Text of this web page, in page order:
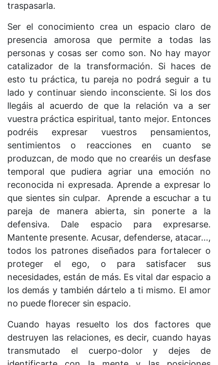
traspasarla.
Ser el conocimiento crea un espacio claro de
presencia amorosa que permite a todas las
personas y cosas ser como son. No hay mayor
catalizador de la transformación. Si haces de
esto tu práctica, tu pareja no podrá seguir a tu
lado y continuar siendo inconsciente. Si los dos
llegáis al acuerdo de que la relación va a ser
vuestra práctica espiritual, tanto mejor. Entonces
podréis expresar vuestros pensamientos,
sentimientos o reacciones en cuanto se
produzcan, de modo que no crearéis un desfase
temporal que pudiera agriar una emoción no
reconocida ni expresada. Aprende a expresar lo
que sientes sin culpar. Aprende a escuchar a tu
pareja de manera abierta, sin ponerte a la
defensiva. Dale espacio para expresarse.
Mantente presente. Acusar, defenderse, atacar...,
todos los patrones diseñados para fortalecer o
proteger el ego, o para satisfacer sus
necesidades, están de más. Es vital dar espacio a
los demás y también dártelo a ti mismo. El amor
no puede florecer sin espacio.
Cuando hayas resuelto los dos factores que
destruyen las relaciones, es decir, cuando hayas
transmutado el cuerpo-dolor y dejes de